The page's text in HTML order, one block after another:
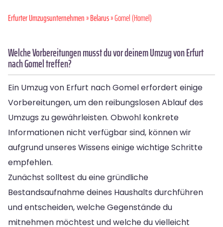
Erfurter Umzugsunternehmen»Belarus» Gomel (Homel)
Welche Vorbereitungen musst du vor deinem Umzug von Erfurt
nach Gomel treffen?
Ein Umzug von Erfurt nach Gomel erfordert einige
Vorbereitungen, um den reibungslosen Ablauf des
Umzugs zu gewährleisten. Obwohl konkrete
Informationen nicht verfügbar sind, können wir
aufgrund unseres Wissens einige wichtige Schritte
empfehlen.
Zunächst solltest du eine gründliche
Bestandsaufnahme deines Haushalts durchführen
und entscheiden, welche Gegenstände du
mitnehmen möchtest und welche du vielleicht